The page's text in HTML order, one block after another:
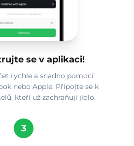
se v aplikaci!
rychle a snadno pomocí
nebo Apple. Připojte se k
kteří už zachraňují jídlo.
3